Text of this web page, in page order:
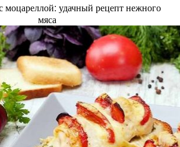
моцареллой: удачный рецепт нежного
мяса